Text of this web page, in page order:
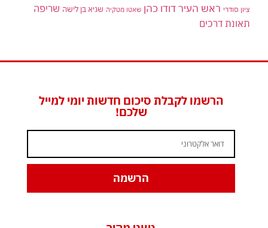
ציון סודרי ראש העיר דודו כהן שאטו מטקיה שגיא בן לישה שריפה
תאונת דרכים
הרשמו לקבלת סיכום חדשות יומי למייל
שלכם!
הרשמה